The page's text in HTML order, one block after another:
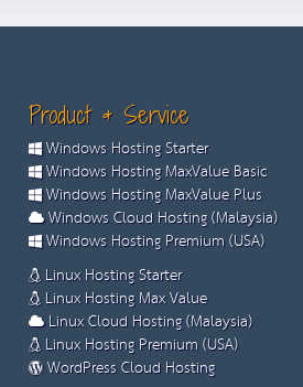
Product & Service
Windows Hosting Starter
Windows Hosting MaxValue Basic
Windows Hosting MaxValue Plus
Windows Cloud Hosting (Malaysia)
Windows Hosting Premium (USA)
Linux Hosting Starter
Linux Hosting Max Value
Linux Cloud Hosting (Malaysia)
Linux Hosting Premium (USA)
WordPress Cloud Hosting